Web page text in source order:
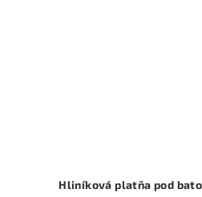
Hliníková platňa pod